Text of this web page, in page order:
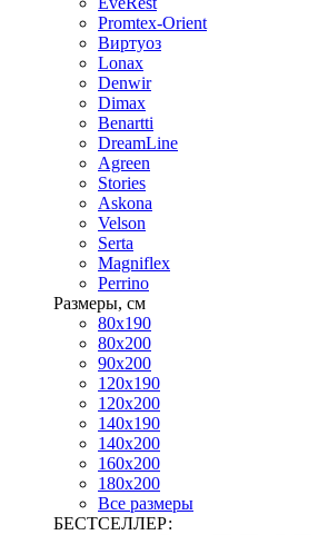
Promtex-Orient
Виртуоз
Lonax
Denwir
Dimax
Benartti
DreamLine
Agreen
Stories
Askona
Velson
Serta
Magniflex
Perrino
Размеры, см
80х190
80х200
90х200
120х190
120х200
140х190
140х200
160х200
180х200
Все размеры
БЕСТСЕЛЛЕР: